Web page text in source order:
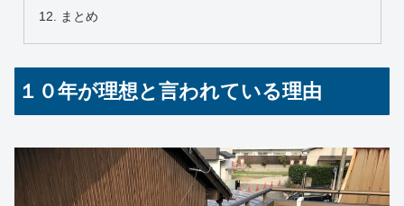
まとめ
１０年が理想と言われている理由